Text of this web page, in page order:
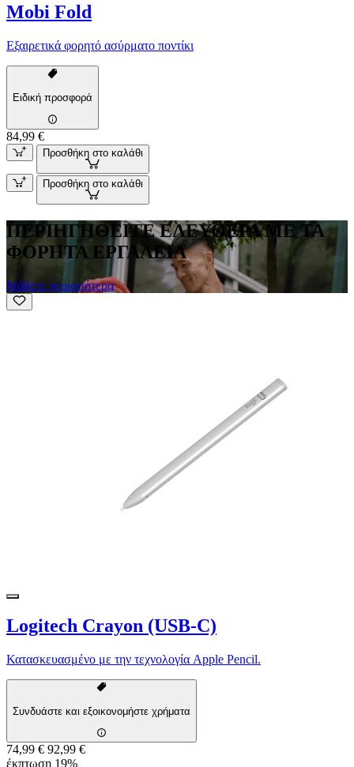
Mobi Fold
Εξαιρετικά φορητό ασύρματο ποντίκι
Ειδική προσφορά
84,99 €
Προσθήκη στο καλάθι
Προσθήκη στο καλάθι
ΠΕΡΙΗΓΗΘΕΙΤΕ ΕΛΕΥΘΕΡΑ ΜΕ ΤΑ
ΦΟΡΗΤΑ ΕΡΓΑΛΕΙΑ
Μάθετε περισσότερα
Logitech Crayon (USB-C)
Κατασκευασμένο με την τεχνολογία Apple Pencil.
Συνδυάστε και εξοικονομήστε χρήματα
74,99 € 92,99 €
έκπτωση 19%